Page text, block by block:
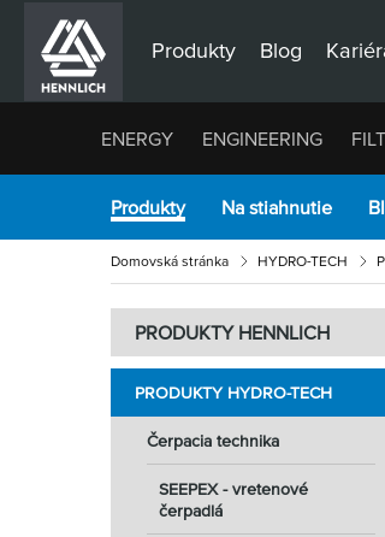
Produkty Blog
ENERGY ENGINEERING
Produkty Na stiahnutie
Domovská stránka HYDRO-TECH
PRODUKTY HENNLICH
PRODUKTY HYDRO-TECH
Čerpacia technika
SEEPEX - vretenové
čerpadlá